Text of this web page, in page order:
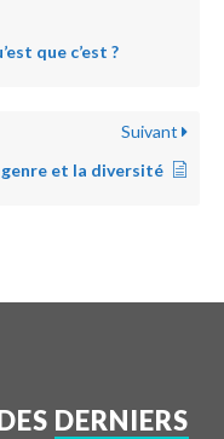
que c’est ?
Suivant
genre et la diversité
DERNIERS